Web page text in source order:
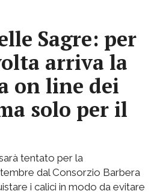
Sagre: per
arriva la
on line dei
solo per il
tentato per la
dal Consorzio Barbera
i calici in modo da evitare